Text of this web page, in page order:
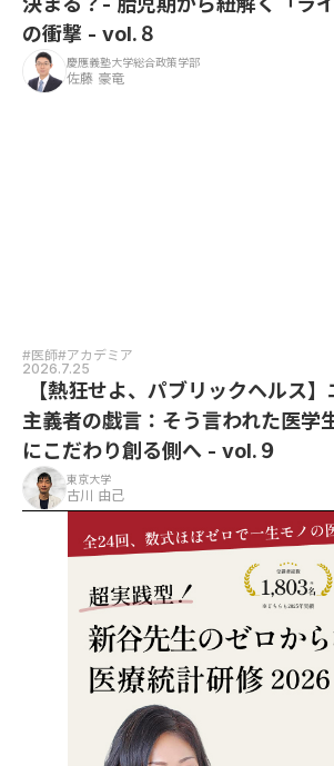
の衝撃 - vol.８
慶應義塾大学総合政策学部
佐藤 豪竜
#医師#アカデミア
2026.7.25
【熱狂せよ、パブリックヘルス
主義者の戯言：そう言われた医学
にこだわり創る側へ - vol.９
東京大学
古川 由己